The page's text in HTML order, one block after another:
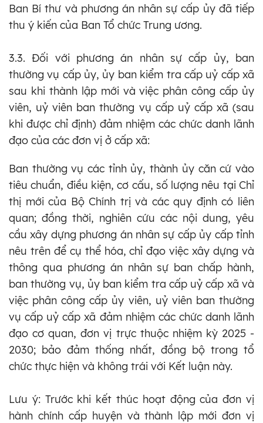
Ban Bí thư và phương án nhân sự cấp ủy đã tiếp
thu ý kiến của Ban Tổ chức Trung ương.
3.3. Đối với phương án nhân sự cấp ủy, ban
thường vụ cấp ủy, ủy ban kiểm tra cấp uỷ cấp xã
sau khi thành lập mới và việc phân công cấp ủy
viên, uỷ viên ban thường vụ cấp uỷ cấp xã (sau
khi được chỉ định) đảm nhiệm các chức danh lãnh
đạo của các đơn vị ở cấp xã:
Ban thường vụ các tỉnh ủy, thành ủy căn cứ vào
tiêu chuẩn, điều kiện, cơ cấu, số lượng nêu tại Chỉ
thị mới của Bộ Chính trị và các quy định có liên
quan; đồng thời, nghiên cứu các nội dung, yêu
cầu xây dựng phương án nhân sự cấp ủy cấp tỉnh
nêu trên để cụ thể hóa, chỉ đạo việc xây dựng và
thông qua phương án nhân sự ban chấp hành,
ban thường vụ, ủy ban kiểm tra cấp uỷ cấp xã và
việc phân công cấp ủy viên, uỷ viên ban thường
vụ cấp uỷ cấp xã đảm nhiệm các chức danh lãnh
đạo cơ quan, đơn vị trực thuộc nhiệm kỳ 2025 -
2030; bảo đảm thống nhất, đồng bộ trong tổ
chức thực hiện và không trái với Kết luận này.
Lưu ý: Trước khi kết thúc hoạt động của đơn vị
hành chính cấp huyện và thành lập mới đơn vị